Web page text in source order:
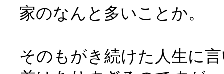
家のなんと多いことか。
そのもがき続けた人生に